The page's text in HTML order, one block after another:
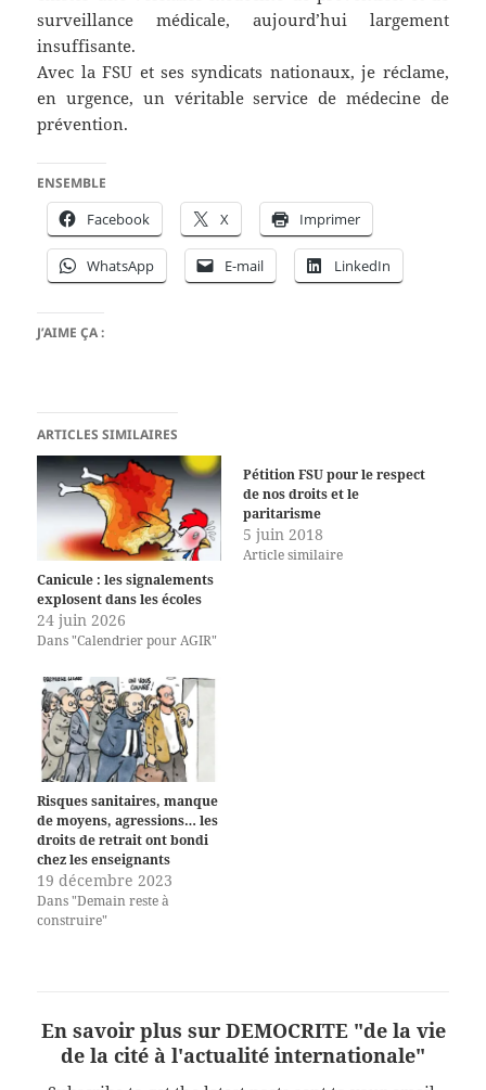
surveillance médicale, aujourd’hui largement
insuffisante.
Avec la FSU et ses syndicats nationaux, je réclame,
en urgence, un véritable service de médecine de
prévention.
ENSEMBLE
Facebook X Imprimer
WhatsApp E-mail LinkedIn
J’AIME ÇA :
ARTICLES SIMILAIRES
Canicule : les signalements
explosent dans les écoles
24 juin 2026
Dans "Calendrier pour AGIR"
Pétition FSU pour le respect
de nos droits et le
paritarisme
5 juin 2018
Article similaire
Risques sanitaires, manque
de moyens, agressions… les
droits de retrait ont bondi
chez les enseignants
19 décembre 2023
Dans "Demain reste à
construire"
En savoir plus sur DEMOCRITE "de la vie
de la cité à l'actualité internationale"